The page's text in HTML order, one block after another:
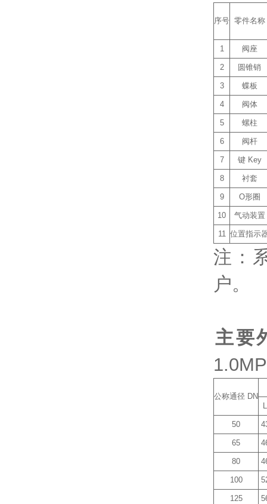
序号 零件名称
1 阀座
2 圆锥销
3 蝶板
4 阀体
5 螺柱
6 阀杆
7 键 Key
8 衬套
9 O形圈
10 气动装置
11 位置指示
注：
户。
主要
公称通径 DN
L
50
65
80
100
125